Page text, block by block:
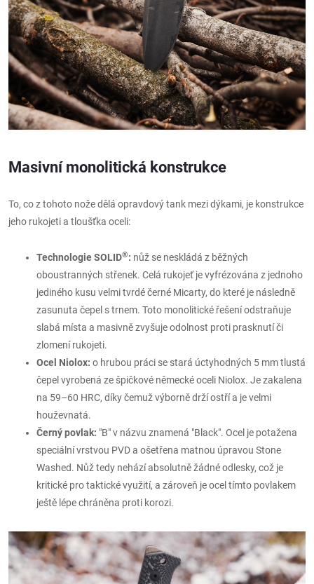
Masivní monolitická konstrukce
To, co z tohoto nože dělá opravdový tank mezi dýkami, je konstrukce
jeho rukojeti a tloušťka oceli:
Technologie SOLID®: nůž se neskládá z běžných
oboustranných střenek. Celá rukojeť je vyfrézována z jednoho
jediného kusu velmi tvrdé černé Micarty, do které je následně
zasunuta čepel s trnem. Toto monolitické řešení odstraňuje
slabá místa a masivně zvyšuje odolnost proti prasknutí či
zlomení rukojeti.
Ocel Niolox: o hrubou práci se stará úctyhodných 5 mm tlustá
čepel vyrobená ze špičkové německé oceli Niolox. Je zakalena
na 59–60 HRC, díky čemuž výborně drží ostří a je velmi
houževnatá.
Černý povlak: "B" v názvu znamená "Black". Ocel je potažena
speciální vrstvou PVD a ošetřena matnou úpravou Stone
Washed. Nůž tedy nehází absolutně žádné odlesky, což je
kritické pro taktické využití, a zároveň je ocel tímto povlakem
ještě lépe chráněna proti korozi.